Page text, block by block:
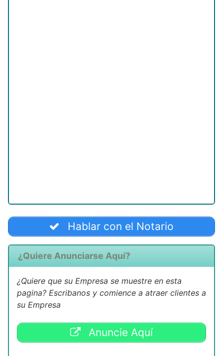
Hablar con el Notario
¿Quiere Anunciarse Aquí?
¿Quiere que su Empresa se muestre en esta
pagina? Escribanos y comience a atraer clientes a
su Empresa
Anuncie Aquí